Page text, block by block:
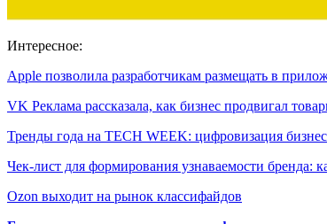
Интересное:
Apple позволила разработчикам размещать в
VK Реклама рассказала, как бизнес продвигал
Тренды года на TECH WEEK: цифровизация
Чек-лист для формирования узнаваемости бренда:
Ozon выходит на рынок классифайдов